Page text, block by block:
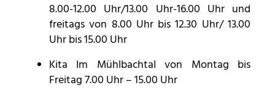
8.00-12.00 Uhr/13.00 Uhr-16.00 Uhr und
freitags von 8.00 Uhr bis 12.30 Uhr/ 13.00
Uhr bis 15.00 Uhr
Kita Im Mühlbachtal von Montag bis
Freitag 7.00 Uhr – 15.00 Uhr
Zweck:
Speichert, ob Sie der Seitenstatistik mit Matomo
Cookie Laufzeit:
unbegrenzt